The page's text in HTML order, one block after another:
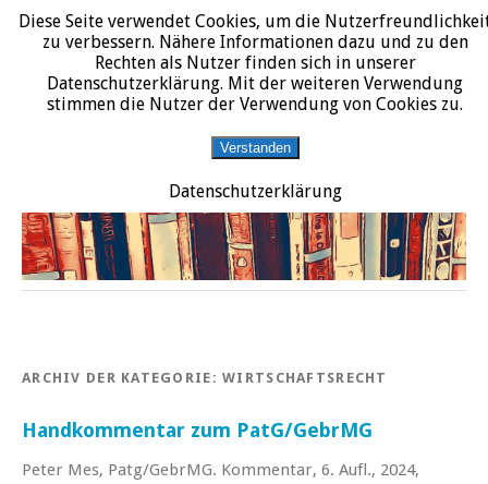
START DATENSCHUTZERKLÄRUNG IMPRESSUM ÜBER JURALIT
JURALIT
Rezensionen juristischer Literatur
ARCHIV DER KATEGORIE:WIRTSCHAFTSRECHT
Handkommentar zum PatG/GebrMG
Peter Mes, Patg/GebrMG. Kommentar, 6. Aufl., 2024,
Diese Seite verwendet Cookies, um die
zu verbessern. Nähere Informationen dazu und zu den
Rechten als Nutzer finden sich in unserer
Datenschutzerklärung. Mit der weiteren Verwendung
stimmen die Nutzer der Verwendung von Cookies zu.
Verstanden
Datenschutzerklärung